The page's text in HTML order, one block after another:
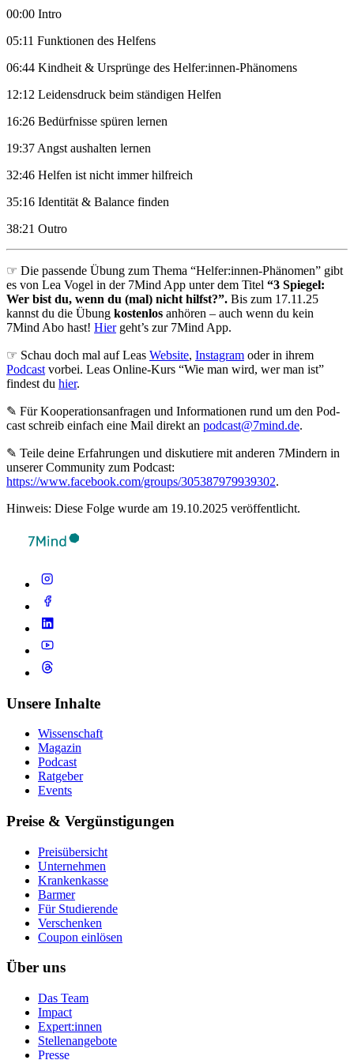
00:00 Intro
05:11 Funktionen des Helfens
06:44 Kindheit & Ursprünge des Helfer:innen-Phänomens
12:12 Leidensdruck beim ständigen Helfen
16:26 Bedürfnisse spüren lernen
19:37 Angst aushalten lernen
32:46 Helfen ist nicht immer hilfreich
35:16 Identität & Balance finden
38:21 Outro
☞ Die passende Übung zum Thema “Helfer:innen-Phänomen” gibt
es von Lea Vogel in der 7Mind App unter dem Titel “3 Spiegel:
Wer bist du, wenn du (mal) nicht hilfst?”. Bis zum 17.11.25
kannst du die Übung kostenlos anhören – auch wenn du kein
7Mind Abo hast! Hiergeht’s zur 7Mind App.
☞ Schau doch mal auf Leas Website, Instagram oder in ihrem
Podcast vorbei. Leas Online-Kurs “Wie man wird, wer man ist”
findest du hier.
✎ Für Koope­ra­ti­ons­an­fra­gen und Infor­ma­tio­nen rund um den Pod­
cast schreib ein­fach eine Mail direkt an podcast@7mind.de.
✎ Teile deine Erfahrungen und diskutiere mit anderen 7Mindern in
unserer Community zum Podcast:
https://www.facebook.com/groups/305387979939302.
Hinweis: Diese Folge wurde am 19.10.2025 veröffentlicht.
Unsere Inhalte
Wissenschaft
Magazin
Podcast
Ratgeber
Events
Preise & Vergünstigungen
Preisübersicht
Unternehmen
Krankenkasse
Barmer
Für Studierende
Ver­schen­ken
Coupon einlösen
Über uns
Das Team
Impact
Expert:innen
Stellenangebote
Presse